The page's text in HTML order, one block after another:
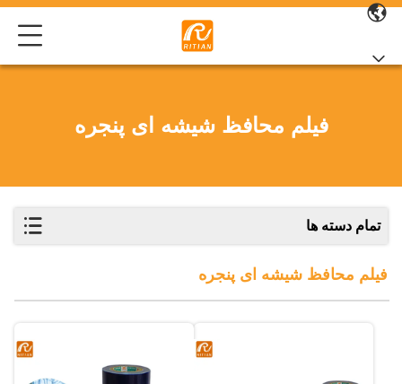
فیلم محافظ شیشه ای پنجره
تمام دسته ها
فیلم محافظ شیشه ای پنجره